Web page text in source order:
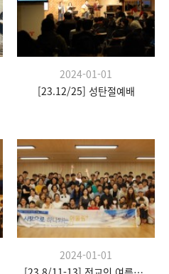
2024-01-01
[23.12/25] 성탄절예배
2024-01-01